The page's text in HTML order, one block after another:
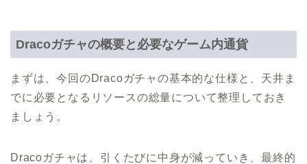
Dracoガチャの概要と必要なゲーム内通貨
まずは、今回のDracoガチャの基本的な仕様と、天井ま
でに必要となるリソースの総量について整理しておき
ましょう。
Dracoガチャは、引くたびに中身が減っていき、最終的